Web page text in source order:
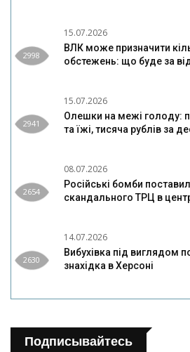
2998
15.07.2026
ВЛК може призначити
обстежень: що буде за
2941
15.07.2026
Олешки на межі голоду:
та їжі, тисяча рублів за
2654
08.07.2026
Російські бомби
скандального ТРЦ в
2630
14.07.2026
Вибухівка під виглядом
знахідка в Херсоні
Подписывайтесь